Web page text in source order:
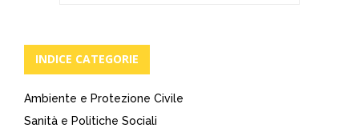
INDICE CATEGORIE
Ambiente e Protezione Civile
Sanità e Politiche Sociali